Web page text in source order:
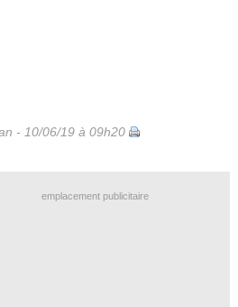
- 10/06/19 à 09h20
emplacement publicitaire